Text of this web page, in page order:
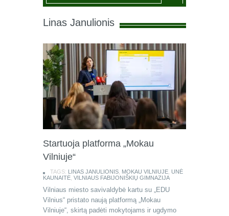
Linas Janulionis
Startuoja platforma „Mokau
Vilniuje“
TAGS: LINAS JANULIONIS MOKAU VILNIUJE UNĖ
KAUNAITĖ VILNIAUS FABIJONIŠKIŲ GIMNAZIJA
Vilniaus miesto savivaldybė kartu su „EDU
Vilnius“ pristato naują platformą „Mokau
Vilniuje“, skirtą padėti mokytojams ir ugdymo